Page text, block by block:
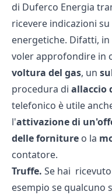
di Duferco Energia
ricevere indicazioni
energetiche. Difatti,
voler approfondire in
voltura del gas, un
procedura di allaccio
telefonico è utile
l'attivazionedi un'
delleforniture o la
contatore.
Truffe. Se hai
esempio se qualcuno